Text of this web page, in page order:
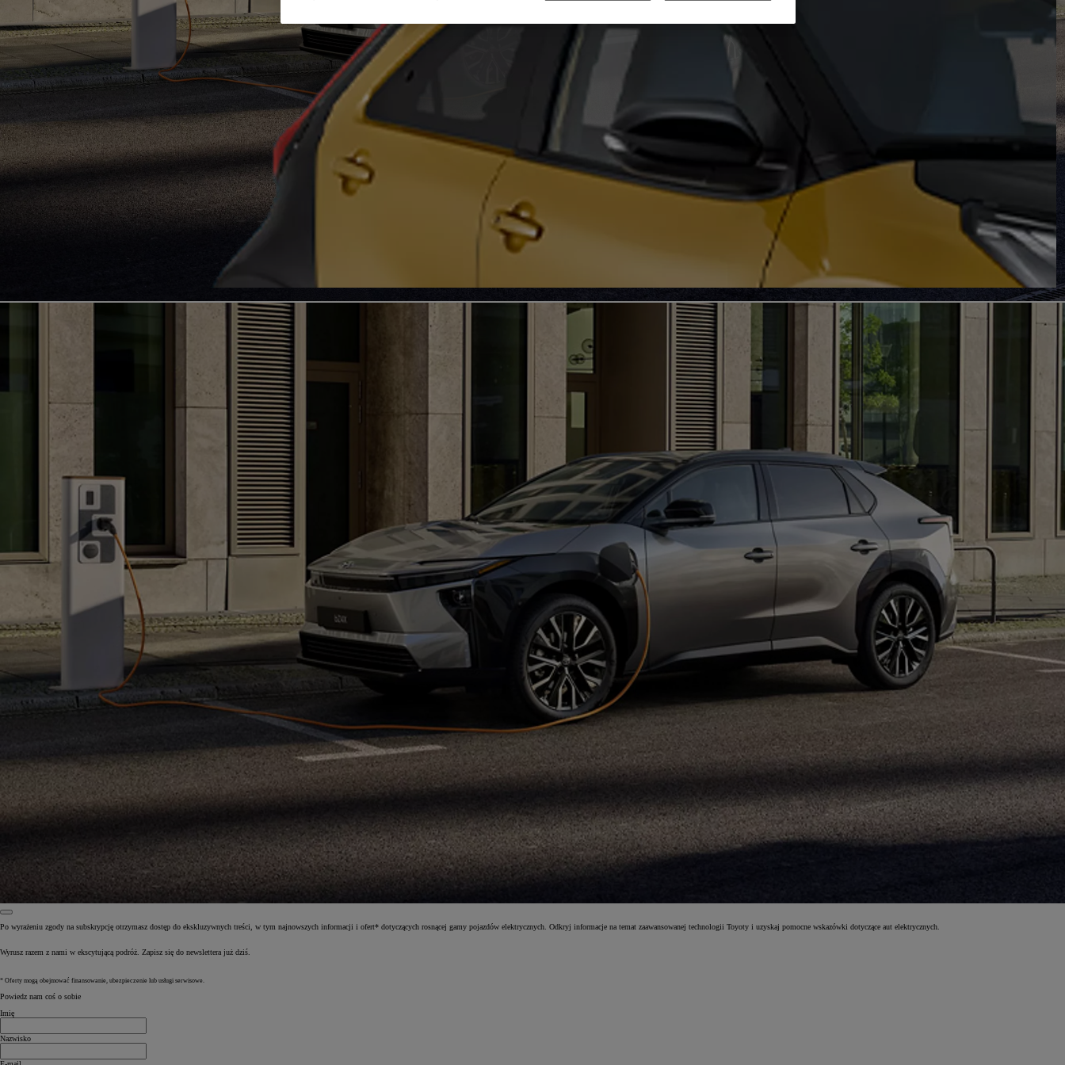
Od 81 900 zł
Yaris Cross
HYBRID
Po wyrażeniu zgody na subskrypcję otrzymasz dostęp do ekskluzywnych treści, w tym najnowszych informacji i ofert* dotyczących rosnącej gamy pojazdów elektrycznych. Odkryj informacje na temat zaawansowanej technologii Toyoty i uzyskaj pomocne wskazówki dotyczące aut elektrycznych.
Wyrusz razem z nami w ekscytującą podróż. Zapisz się do newslettera już dziś.
* Oferty mogą obejmować finansowanie, ubezpieczenie lub usługi serwisowe.
Powiedz nam coś o sobie
Imię
Nazwisko